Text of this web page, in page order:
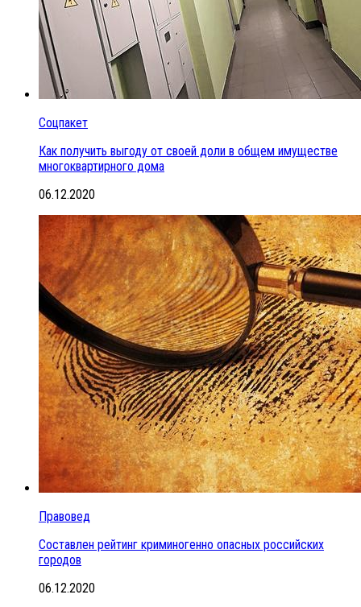
Соцпакет
Как получить выгоду от своей доли в общем имуществе
многоквартирного дома
06.12.2020
Правовед
Составлен рейтинг криминогенно опасных российских
городов
06.12.2020